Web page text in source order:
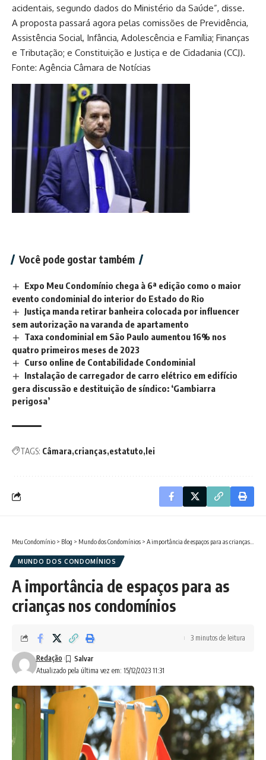
acidentais, segundo dados do Ministério da Saúde”, disse.
A proposta passará agora pelas comissões de Previdência,
Assistência Social, Infância, Adolescência e Família; Finanças
e Tributação; e Constituição e Justiça e de Cidadania (CCJ).
Fonte: Agência Câmara de Notícias
Você pode gostar também
Expo Meu Condomínio chega à 6ª edição como o maior
evento condominial do interior do Estado do Rio
Justiça manda retirar banheira colocada por influencer
sem autorização na varanda de apartamento
Taxa condominial em São Paulo aumentou 16% nos
quatro primeiros meses de 2023
Curso online de Contabilidade Condominial
Instalação de carregador de carro elétrico em edifício
gera discussão e destituição de síndico: ‘Gambiarra
perigosa’
TAGS: Câmara crianças estatuto lei
Meu Condomínio > Blog > Mundo dos Condomínios > A importância de espaços para as crianças nos condomínios
MUNDO DOS CONDOMÍNIOS
A importância de espaços para as
crianças nos condomínios
Atualizado pela última vez em: 15/12/2023 11:31
Redação
3 minutos de leitura